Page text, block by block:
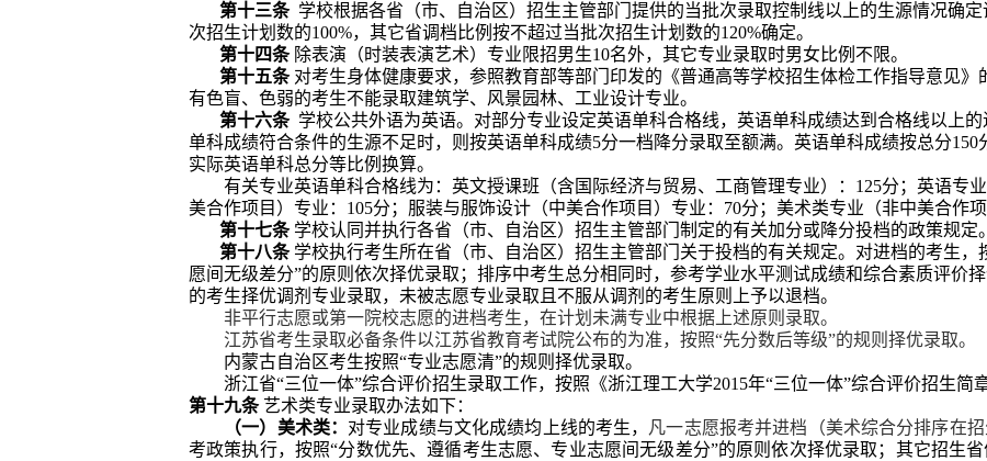
第十三条 学校根据各省（市、自治区）招生主管部门提供的当批次录取控制线以上的生源情况确定
次招生计划数的100%，其它省调档比例按不超过当批次招生计划数的120%确定。
第十四条 除表演（时装表演艺术）专业限招男生10名外，其它专业录取时男女比例不限。
第十五条 对考生身体健康要求，参照教育部等部门印发的《普通高等学校招生体检工作指导意见》
有色盲、色弱的考生不能录取建筑学、风景园林、工业设计专业。
第十六条 学校公共外语为英语。对部分专业设定英语单科合格线，英语单科成绩达到合格线以上
单科成绩符合条件的生源不足时，则按英语单科成绩5分一档降分录取至额满。英语单科成绩按总分150
实际英语单科总分等比例换算。
有关专业英语单科合格线为：英文授课班（含国际经济与贸易、工商管理专业）： 125分；英语专业
美合作项目）专业： 105分；服装与服饰设计（中美合作项目）专业： 70分；美术类专业（非中美合作项
第十七条 学校认同并执行各省（市、自治区）招生主管部门制定的有关加分或降分投档的政策规定。
第十八条 学校执行考生所在省（市、自治区）招生主管部门关于投档的有关规定。对进档的考生，
愿间无级差分”的原则依次择优录取 ；排序中考生总分相同时，参考学业水平测试成绩和综合素质评价
的考生择优调剂专业录取，未被志愿专业录取且不服从调剂的考生原则上予以退档。
非平行志愿或第一院校志愿的进档考生，在计划未满专业中根据上述原则录取。
江苏省考生录取必备条件以江苏省教育考试院公布的为准，按照“先分数后等级”的规则择优录取。
内蒙古自治区考生按照“专业志愿清”的规则择优录取。
浙江省“三位一体”综合评价招生录取工作，按照《浙江理工大学2015年“三位一体”综合评价招生简
第十九条 艺术类专业录取办法如下：
（一）美术类： 对专业成绩与文化成绩均上线的考生， 凡一志愿报考并进档（美术综合分排序在招
考政策执行，按照“分数优先、遵循考生志愿、专业志愿间无级差分”的原则依次择优录取；其它招生